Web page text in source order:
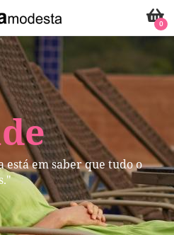
está em saber que tudo o
0